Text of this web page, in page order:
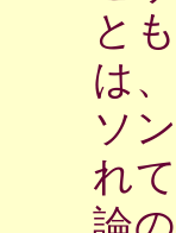
と
は
ソ
れ